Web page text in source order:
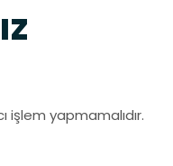
işlem yapmamalıdır.